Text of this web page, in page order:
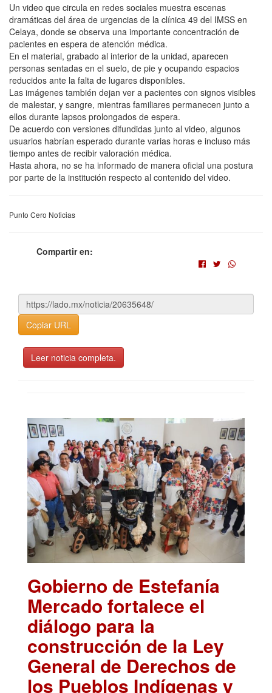
Un video que circula en redes sociales muestra escenas
dramáticas del área de urgencias de la clínica 49 del IMSS en
Celaya, donde se observa una importante concentración de
pacientes en espera de atención médica.
En el material, grabado al interior de la unidad, aparecen
personas sentadas en el suelo, de pie y ocupando espacios
reducidos ante la falta de lugares disponibles.
Las imágenes también dejan ver a pacientes con signos visibles
de malestar, y sangre, mientras familiares permanecen junto a
ellos durante lapsos prolongados de espera.
De acuerdo con versiones difundidas junto al video, algunos
usuarios habrían esperado durante varias horas e incluso más
tiempo antes de recibir valoración médica.
Hasta ahora, no se ha informado de manera oficial una postura
por parte de la institución respecto al contenido del video.
Punto Cero Noticias
Compartir en:
Copiar URL
Leer noticia completa.
Gobierno de Estefanía
Mercado fortalece el
diálogo para la
construcción de la Ley
General de Derechos de
los Pueblos Indígenas y